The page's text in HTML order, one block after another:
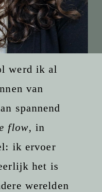
werd ik al
van
spannend
flow, in
ik ervoer
het is
werelden